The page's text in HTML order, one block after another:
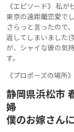
《エピソード》 私
東京の遠距離恋愛で
さらっと言ったので
返してしまいました(
が、シャイな彼の気
す。
《プロポーズの場所
静岡県浜松市
婦
僕のお嫁さん